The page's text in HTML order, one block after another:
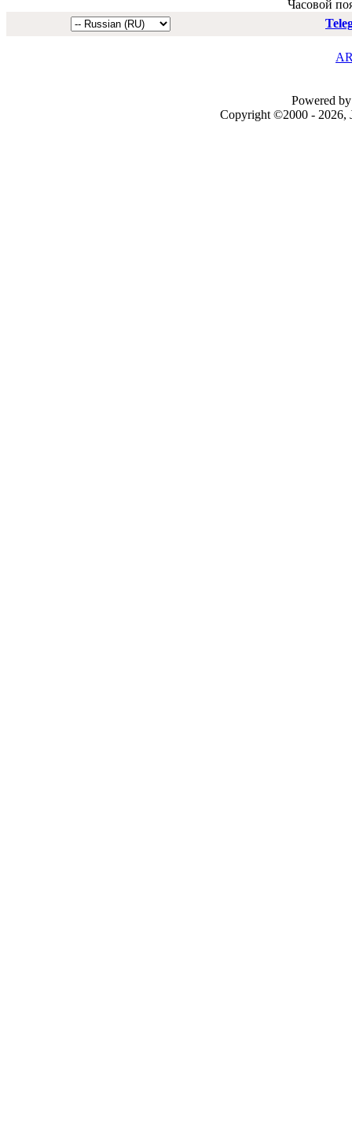
Часовой
Powered
Copyright ©2000 - 2026,